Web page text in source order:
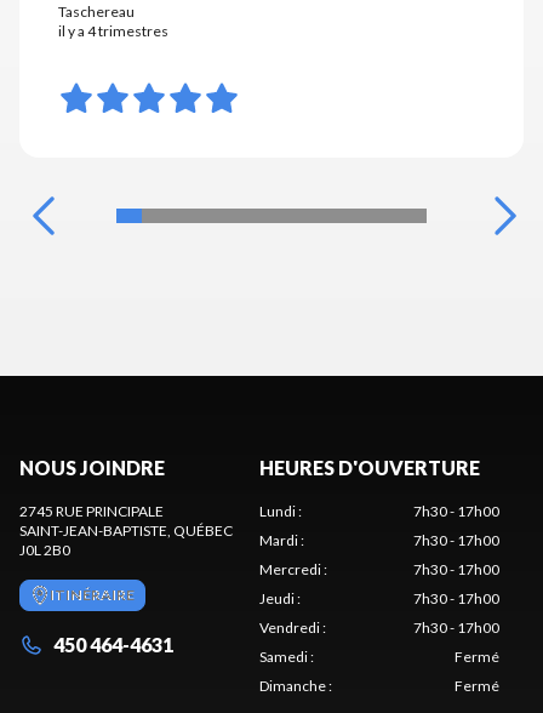
Taschereau
il y a 4 trimestres
NOUS JOINDRE
2745 RUE PRINCIPALE
SAINT-JEAN-BAPTISTE , QUÉBEC
J0L 2B0
ITINÉRAIRE
450 464-4631
HEURES D'OUVERTURE
Lundi:
7h30 - 17h00
Mardi:
7h30 - 17h00
Mercredi:
7h30 - 17h00
Jeudi:
7h30 - 17h00
Vendredi:
7h30 - 17h00
Samedi:
Fermé
Dimanche: Fermé